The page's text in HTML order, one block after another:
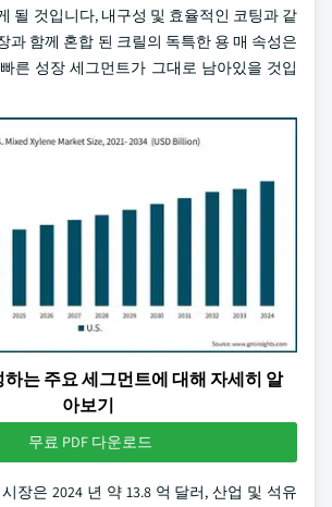
될 것입니다, 내구성 및 효율적인 코팅과 같
과 함께 혼합 된 크릴의 독특한 용 매 속성은
른 성장 세그먼트가 그대로 남아있을 것입
는 주요 세그먼트에 대해 자세히 알
아보기
무료 PDF 다운로드
장은 2024 년 약 13.8 억 달러, 산업 및 석유